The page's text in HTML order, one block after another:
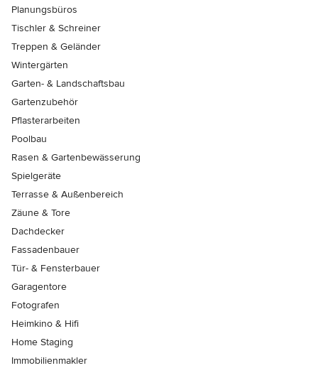
Planungsbüros
Tischler & Schreiner
Treppen & Geländer
Wintergärten
Garten- & Landschaftsbau
Gartenzubehör
Pflasterarbeiten
Poolbau
Rasen & Gartenbewässerung
Spielgeräte
Terrasse & Außenbereich
Zäune & Tore
Dachdecker
Fassadenbauer
Tür- & Fensterbauer
Garagentore
Fotografen
Heimkino & Hifi
Home Staging
Immobilienmakler